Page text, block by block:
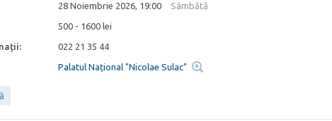
28 Noiembrie 2026, 19:00 Sâmbătă
500 - 1600 lei
022 21 35 44
Palatul Național "Nicolae Sulac"